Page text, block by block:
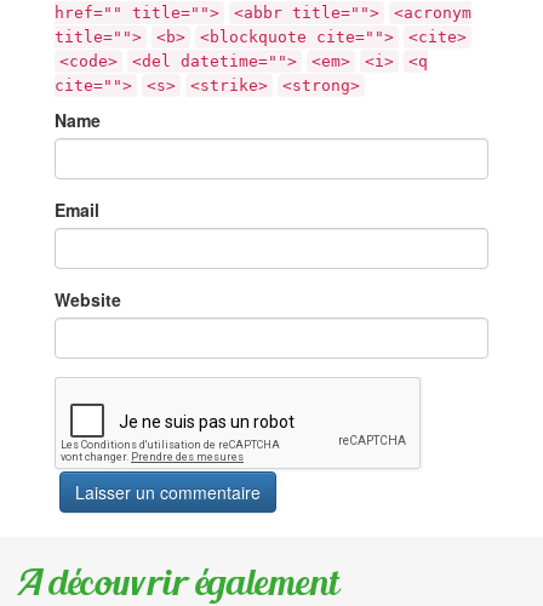
href="" title="">
<abbr title="">
<acronym
title="">
<b> <blockquote cite="">
<cite>
<code>
<del datetime=""> <em> <i>
<q
cite="">
<s> <strike> <strong>
Name
Email
Website
A découvrir également